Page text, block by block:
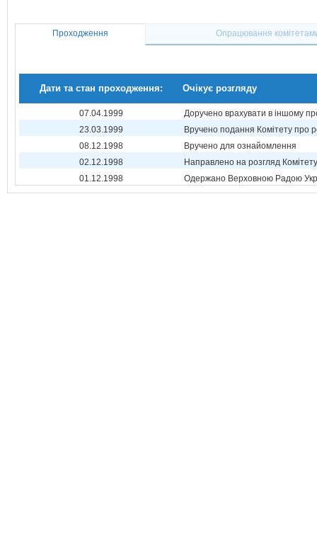
Проходження Опрацювання
Дати та стан проходження: Очікує розгляду
07.04.1999
Доручено врахувати в іншому
23.03.1999
Вручено подання Комітету про
08.12.1998
Вручено для ознайомлення
02.12.1998
Направлено на розгляд Комітету
01.12.1998
Одержано Верховною Радою